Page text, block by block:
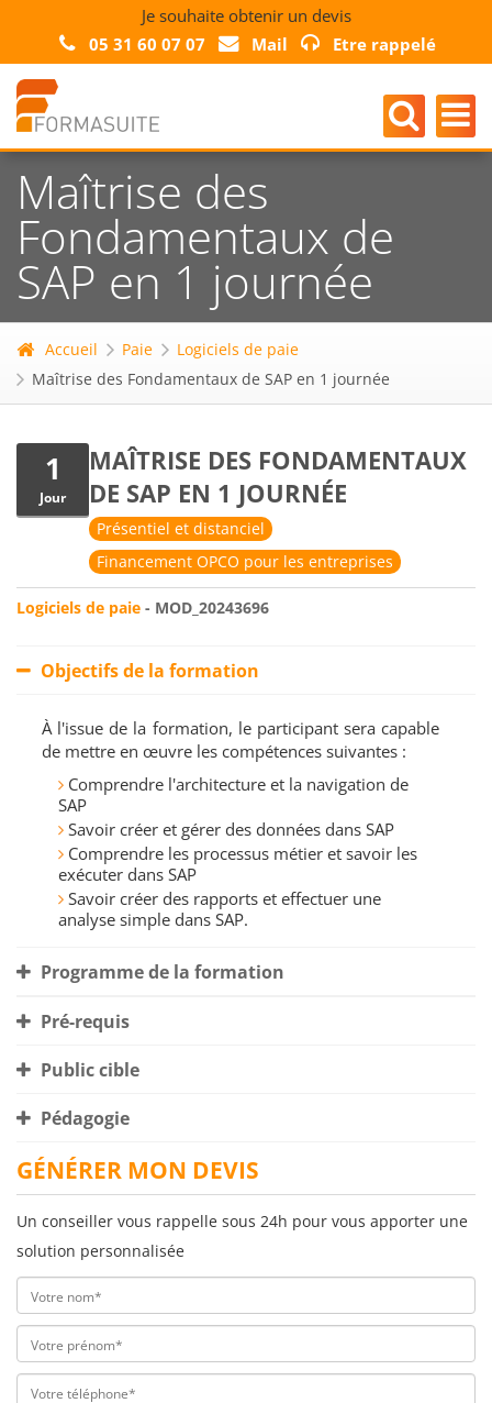
Je souhaite obtenir un devis
05 31 60 07 07
Mail Etre rappelé
Maîtrise des
Fondamentaux de
SAP en 1 journée
Accueil Paie
Logiciels de paie
Maîtrise des Fondamentaux de SAP en 1 journée
1
Jour
MAÎTRISE DES FONDAMENTAUX
DE SAP EN 1 JOURNÉE
Présentiel et distanciel
Financement OPCO pour les entreprises
Logiciels de paie - MOD_20243696
Objectifs de la formation
À l'issue de la formation, le participant sera capable
de mettre en œuvre les compétences suivantes :
Comprendre l'architecture et la navigation de
SAP
Savoir créer et gérer des données dans SAP
Comprendre les processus métier et savoir les
exécuter dans SAP
Savoir créer des rapports et effectuer une
analyse simple dans SAP.
Programme de la formation
Pré-requis
Public cible
Pédagogie
GÉNÉRER MON DEVIS
Un conseiller vous rappelle sous 24h pour vous apporter une
solution personnalisée